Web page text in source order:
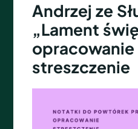
Andrzej ze
„Lament
opracowanie
streszczenie